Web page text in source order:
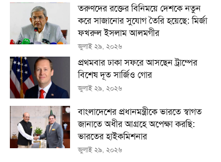
তরুণদের রক্তের বিনিময়ে দেশকে নতুন
করে সাজানোর সুযোগ তৈরি হয়েছে: মির্জা
ফখরুল ইসলাম আলমগীর
জুলাই ২৯, ২০২৬
প্রথমবার ঢাকা সফরে আসছেন ট্রাম্পের
বিশেষ দূত সার্জিও গোর
জুলাই ২৯, ২০২৬
বাংলাদেশের প্রধানমন্ত্রীকে ভারতে স্বাগত
জানাতে অধীর আগ্রহে অপেক্ষা কর‌ছি:
ভারতের হাইকমিশনার
জুলাই ২৯, ২০২৬